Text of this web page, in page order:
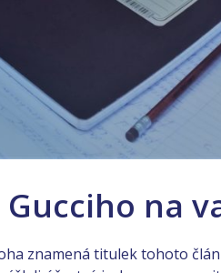
na
znamená titulek tohoto